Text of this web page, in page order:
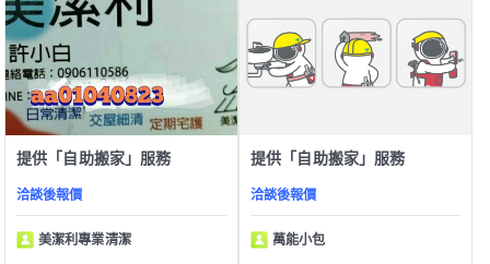
提供「自助搬家」服務
洽談後報價
美潔利專業清潔
提供「自助搬家」服務
洽談後報價
萬能小包